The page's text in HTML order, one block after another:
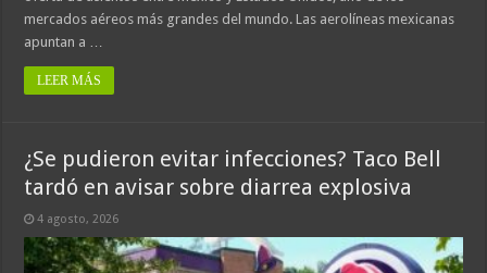
mercados aéreos más grandes del mundo. Las aerolíneas mexicanas
apuntan a …
LEER MÁS
¿Se pudieron evitar infecciones? Taco Bell
tardó en avisar sobre diarrea explosiva
4 agosto, 2026